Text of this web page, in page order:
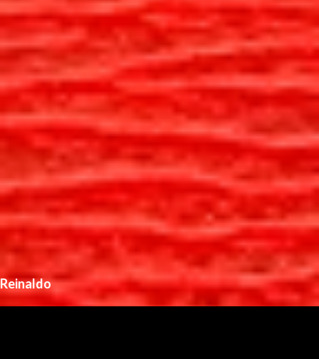
Reinaldo